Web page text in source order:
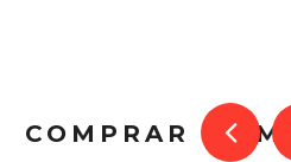
COMPRAR ES